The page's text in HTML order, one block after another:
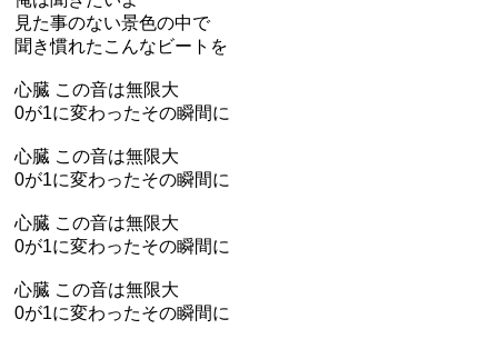
見た事のない景色の中で
聞き慣れたこんなビートを
心臓 この音は無限大
0が1に変わったその瞬間に
心臓 この音は無限大
0が1に変わったその瞬間に
心臓 この音は無限大
0が1に変わったその瞬間に
心臓 この音は無限大
0が1に変わったその瞬間に